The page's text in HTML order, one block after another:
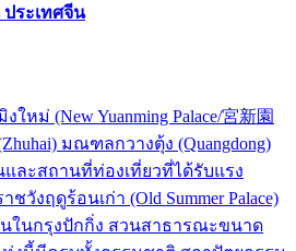
ประเทศจีน
หม่ (New Yuanming Palace/宮新園
มณฑลกวางตุ้ง (Quangdong)
และสถานที่ท่องเที่ยวที่ได้รับแรง
วังฤดูร้อนเก่า (Old Summer Palace)
ในกรุงปักกิ่ง สวนสาธารณะขนาด